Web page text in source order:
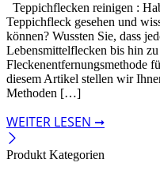
Teppichflecken reinigen :
Teppichfleck gesehen und
können? Wussten Sie, dass
Lebensmittelflecken bis hin
Fleckenentfernungsmethode
diesem Artikel stellen wir
Methoden […]
WEITER LESEN ➞
Produkt Kategorien